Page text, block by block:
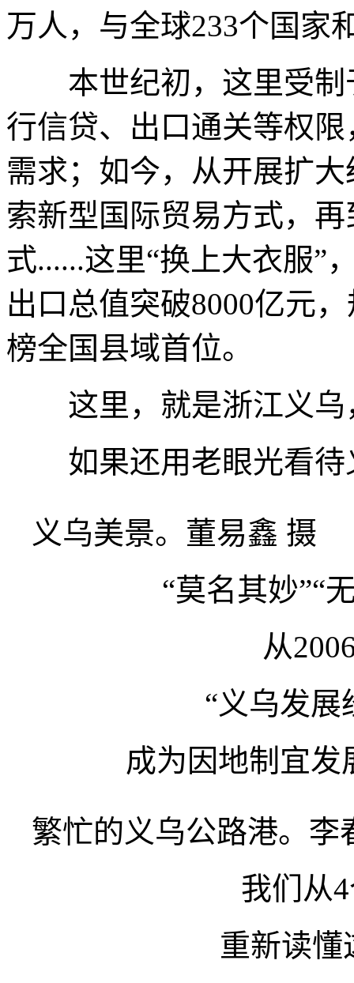
万人，与全球233个国家
本世纪初，这里受制
行信贷、出口通关等权
需求；如今，从开展扩
索新型国际贸易方式，
式......这里“换上大衣服”
出口总值突破8000亿元
榜全国县域首位。
这里，就是浙江义乌
如果还用老眼光看待
义乌美景。董易鑫 摄
“莫名其妙”“
从
“义乌发展
成为因地制宜发
繁忙的义乌公路港。李
我们从
重新读懂